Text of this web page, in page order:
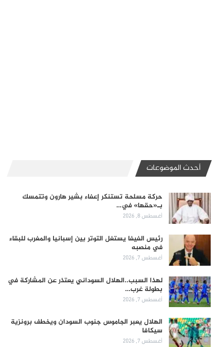
أحدث الموضوعات
حركة مسلحة تستنكر إعفاء بشير هارون وتتمسك
بـ«حقها» في…
أغسطس 8, 2026
رئيس الفيفا يستغل التوتر بين إسبانيا والمغرب للبقاء
في منصبه
أغسطس 7, 2026
لهذا السبب..الهلال السوداني يعتذر عن المشاركة في
بطولة غرب…
أغسطس 7, 2026
الهلال يعبر الجاموس جنوب السودان ويخطف برونزية
سيكافا
أغسطس 7, 2026